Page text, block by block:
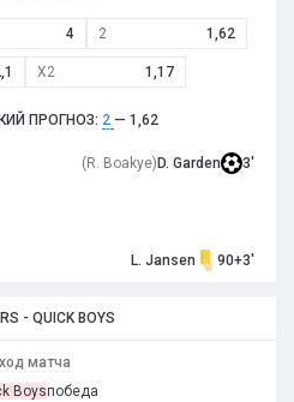
4 2 1,62
X2 1,17
ПРОГНОЗ: 2 — 1,62
(R. Boakye) D. Garden
3'
L. Jansen
90+3'
- QUICK BOYS
матча
Boysпобеда